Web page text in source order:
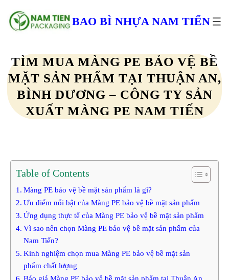
đến
phần
BAO BÌ NHỰA NAM TIẾN
TÌM MUA MÀNG PE BẢO VỆ BỀ
MẶT SẢN PHẨM TẠI THUẬN AN,
BÌNH DƯƠNG – CÔNG TY SẢN
XUẤT MÀNG PE NAM TIẾN
Table of Contents
Màng PE bảo vệ bề mặt sản phẩm là gì?
Ưu điểm nổi bật của Màng PE bảo vệ bề mặt sản phẩm
Ứng dụng thực tế của Màng PE bảo vệ bề mặt sản phẩm
Vì sao nên chọn Màng PE bảo vệ bề mặt sản phẩm của
Nam Tiến?
Kinh nghiệm chọn mua Màng PE bảo vệ bề mặt sản
phẩm chất lượng